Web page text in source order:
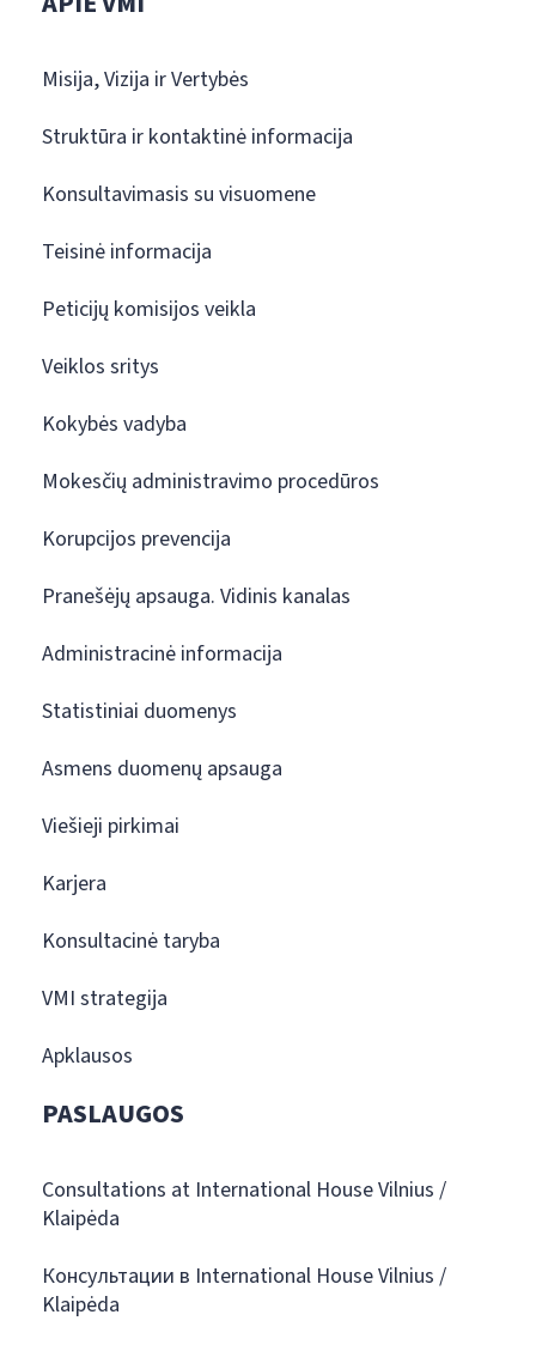
Misija, Vizija ir Vertybės
Struktūra ir kontaktinė informacija
Konsultavimasis su visuomene
Teisinė informacija
Peticijų komisijos veikla
Veiklos sritys
Kokybės vadyba
Mokesčių administravimo procedūros
Korupcijos prevencija
Pranešėjų apsauga. Vidinis kanalas
Administracinė informacija
Statistiniai duomenys
Asmens duomenų apsauga
Viešieji pirkimai
Karjera
Konsultacinė taryba
VMI strategija
Apklausos
PASLAUGOS
Consultations at International House Vilnius /
Klaipėda
Консультации в International House Vilnius /
Klaipėda